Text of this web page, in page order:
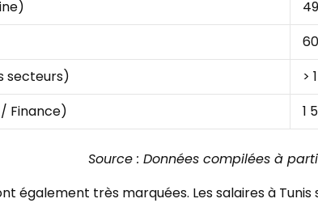
secteurs)
>
Finance)
1
Source : Données compilées à
également très marquées. Les salaires à